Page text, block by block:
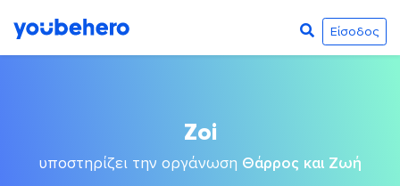
Είσοδος
Zoi
υποστηρίζει την οργάνωση Θάρρος και Ζωή